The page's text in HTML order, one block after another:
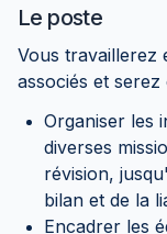
Le poste
Vous travaillerez
associés et serez
Organiser les
diverses
révision,
bilan et de la
Encadrer les